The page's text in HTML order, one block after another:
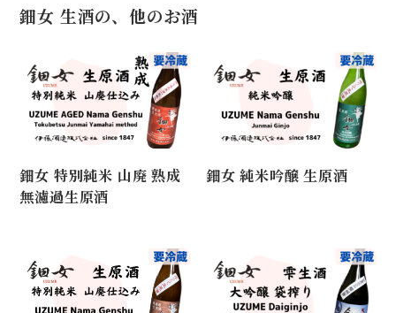
鈿女 生酒の、他のお酒
鈿女 特別純米 山廃 熟成
無濾過生原酒
鈿女 純米吟醸 生原酒